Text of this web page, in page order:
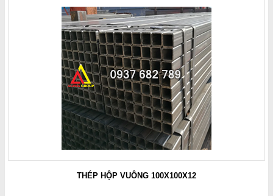
THÉP HỘP VUÔNG 100X100X12